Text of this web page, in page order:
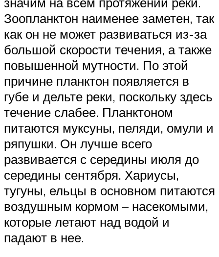
Зоопланктон наименее заметен, так
как он не может развиваться из-за
большой скорости течения, а также
повышенной мутности. По этой
причине планктон появляется в
губе и дельте реки, поскольку здесь
течение слабее. Планктоном
питаются муксуны, пеляди, омули и
ряпушки. Он лучше всего
развивается с середины июля до
середины сентября. Хариусы,
тугуны, ельцы в основном питаются
воздушным кормом – насекомыми,
которые летают над водой и
падают в нее.